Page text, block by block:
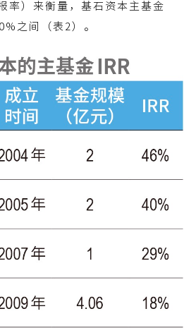
率）来衡量，基石资本主基金
之间（表2）。